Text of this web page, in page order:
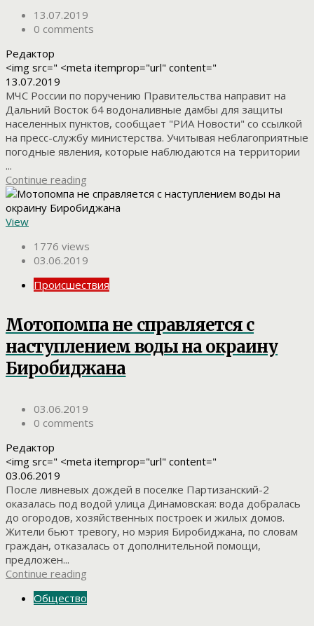
13.07.2019
0 comments
Редактор
<img src=" <meta itemprop="url" content="
13.07.2019
МЧС России по поручению Правительства направит на
Дальний Восток 64 водоналивные дамбы для защиты
населенных пунктов, сообщает "РИА Новости" со ссылкой
на пресс-службу министерства. Учитывая неблагоприятные
погодные явления, которые наблюдаются на территории
...
Continue reading
View
1776 views
03.06.2019
Происшествия
Мотопомпа не справляется с
наступлением воды на окраину
Биробиджана
03.06.2019
0 comments
Редактор
<img src=" <meta itemprop="url" content="
03.06.2019
После ливневых дождей в поселке Партизанский-2
оказалась под водой улица Динамовская: вода добралась
до огородов, хозяйственных построек и жилых домов.
Жители бьют тревогу, но мэрия Биробиджана, по словам
граждан, отказалась от дополнительной помощи,
предложен...
Continue reading
Общество